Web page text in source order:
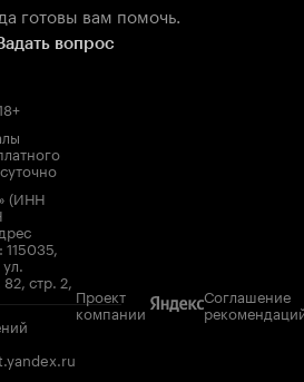
готовы вам помочь.
вопрос
(ИНН
стр. 2,
Проект
компании
Соглашение